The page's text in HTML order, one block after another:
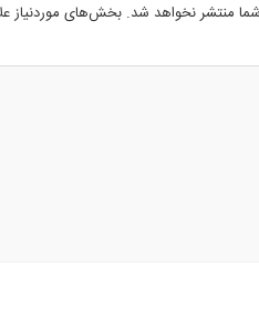
منتشر نخواهد شد. بخش‌های موردنیاز